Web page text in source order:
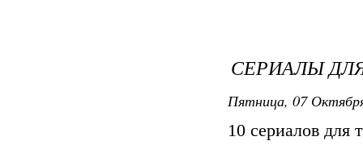
СЕРИАЛЫ
Пятница, 07
10 сериалов для